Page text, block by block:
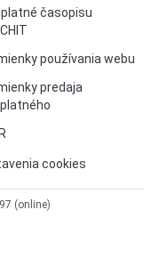
časopisu
používania webu
predaja
cookies
(online)